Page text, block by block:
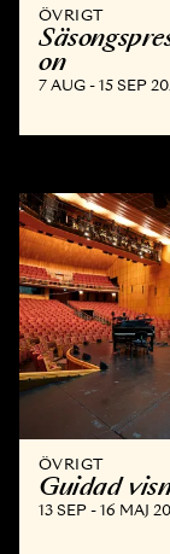
ÖVRIGT
on
7 AUG - 15 SEP
ÖVRIGT
Guidad
13 SEP - 16 MAJ